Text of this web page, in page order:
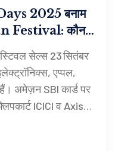
2025 बनाम
Festival: कौन
तैयार?
सेल्स 23 सितंबर
एप्पल,
अमेज़न SBI कार्ड पर
ICICI व Axis